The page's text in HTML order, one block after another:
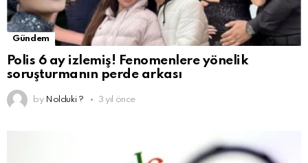
Gündem
Polis 6 ay izlemiş! Fenomenlere yönelik
soruşturmanın perde arkası
by Nolduki ? 3 yıl önce